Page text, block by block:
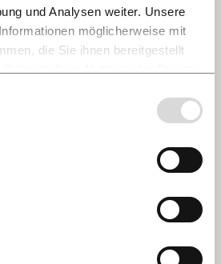
und Analysen weiter. Unsere
möglicherweise mit
die Sie ihnen bereitgestellt
plazas que respiran